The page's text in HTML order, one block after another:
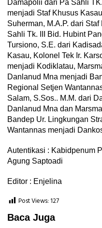
Damapolii dari Pa Sahli
menjadi Staf Khusus
Suherman, M.A.P. dari
Sahli Tk. III Bid. Hubint
Tursiono, S.E. dari
Kasau, Kolonel Tek Ir.
menjadi Kodiklatau,
Danlanud Mna menjadi
Regional Setjen
Salam, S.Sos.. M.M. dari
Danlanud Mna dan
Bandep Ur. Lingkungan
Wantannas menjadi
Autentikasi : Kabidpenum
Agung Saptoadi
Editor : Enjelina
Post Views: 127
Baca Juga